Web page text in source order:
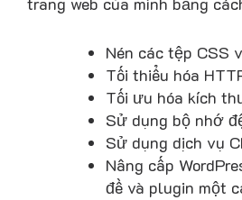
Nén các tệp CSS
Tối thiểu hóa
Tối ưu hóa kích
Sử dụng bộ nhớ
Sử dụng dịch vụ
Nâng cấp
đề và plugin một